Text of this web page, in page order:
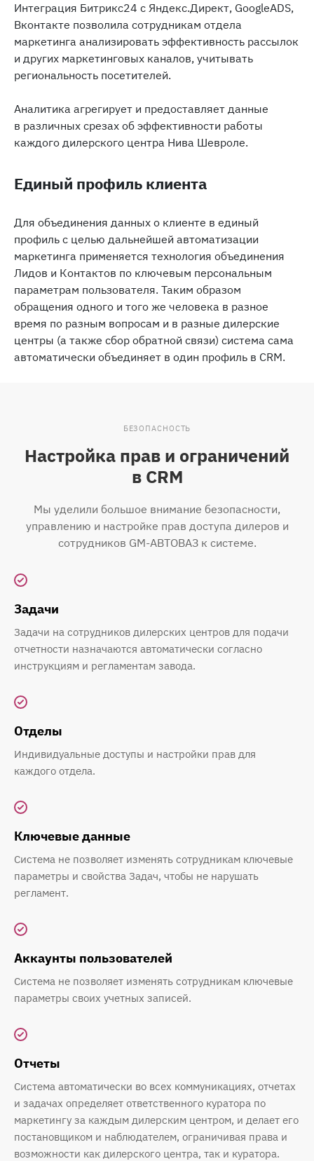
Интеграция Битрикс24 с Яндекс.Директ, GoogleADS,
Вконтакте позволила сотрудникам отдела
маркетинга анализировать эффективность рассылок
и других маркетинговых каналов, учитывать
региональность посетителей.
Аналитика агрегирует и предоставляет данные
в различных срезах об эффективности работы
каждого дилерского центра Нива Шевроле.
Единый профиль клиента
Для объединения данных о клиенте в единый
профиль c целью дальнейшей автоматизации
маркетинга применяется технология объединения
Лидов и Контактов по ключевым персональным
параметрам пользователя. Таким образом
обращения одного и того же человека в разное
время по разным вопросам и в разные дилерские
центры (а также сбор обратной связи) система сама
автоматически объединяет в один профиль в CRM.
БЕЗОПАСНОСТЬ
Настройка прав и ограничений
в CRM
Мы уделили большое внимание безопасности,
управлению и настройке прав доступа дилеров и
сотрудников GM-АВТОВАЗ к системе.
Задачи
Задачи на сотрудников дилерских центров для подачи
отчетности назначаются автоматически согласно
инструкциям и регламентам завода.
Отделы
Индивидуальные доступы и настройки прав для
каждого отдела.
Ключевые данные
Система не позволяет изменять сотрудникам ключевые
параметры и свойства Задач, чтобы не нарушать
регламент.
Аккаунты пользователей
Система не позволяет изменять сотрудникам ключевые
параметры своих учетных записей.
Отчеты
Система автоматически во всех коммуникациях, отчетах
и задачах определяет ответственного куратора по
маркетингу за каждым дилерским центром, и делает его
постановщиком и наблюдателем, ограничивая права и
возможности как дилерского центра, так и куратора.